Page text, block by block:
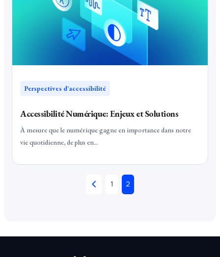
Perspectives d'accessibilité
Accessibilité Numérique: Enjeux et Solutions
À mesure que le numérique gagne en importance dans notre
vie quotidienne, de plus en...
1 2